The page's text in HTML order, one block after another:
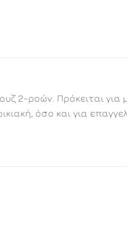
2-ροών. Πρόκειται
όσο και για